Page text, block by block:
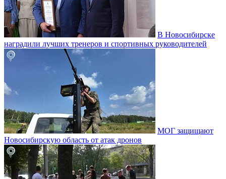
В Новосибирске
наградили лучших тренеров и спортивных руководителей
МОГ защищают
Новосибирскую область от атак дронов